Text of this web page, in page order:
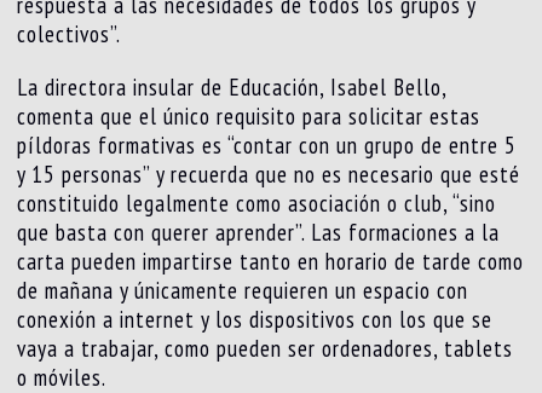
colectivos”.
La directora insular de Educación, Isabel Bello,
comenta que el único requisito para solicitar estas
píldoras formativas es “contar con un grupo de entre 5
y 15 personas” y recuerda que no es necesario que esté
constituido legalmente como asociación o club, “sino
que basta con querer aprender”. Las formaciones a la
carta pueden impartirse tanto en horario de tarde como
de mañana y únicamente requieren un espacio con
conexión a internet y los dispositivos con los que se
vaya a trabajar, como pueden ser ordenadores, tablets
o móviles.